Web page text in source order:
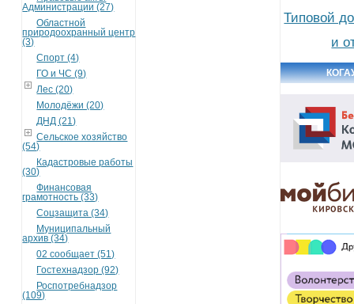
Администрации (27)
Областной
природоохранный центр
(3)
Спорт (4)
ГО и ЧС (9)
Лес (20)
Молодёжи (20)
ДНД (21)
Сельское хозяйство
(54)
Кадастровые работы
(30)
Финансовая
грамотность (33)
Соцзащита (34)
Муниципальный
архив (34)
02 сообщает (51)
Гостехнадзор (92)
Роспотребнадзор
(109)
Типовой
и